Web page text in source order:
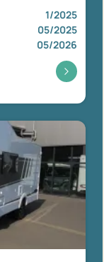
1/2025
05/2025
05/2026